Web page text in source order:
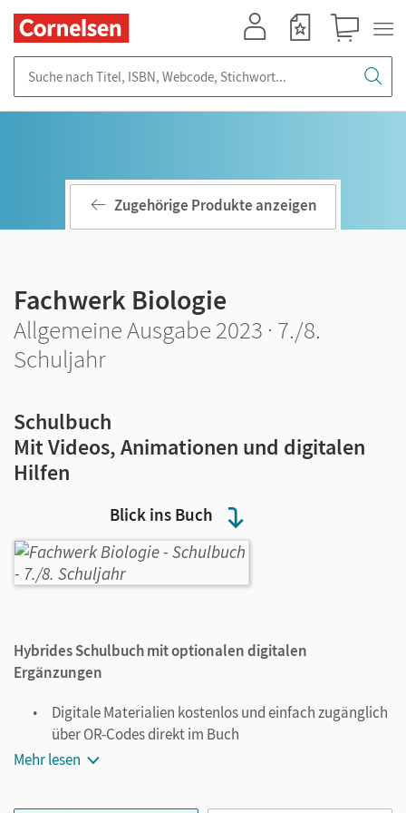
Blick ins Buch
Zugehörige Produkte anzeigen
Fachwerk Biologie
Allgemeine Ausgabe 2023 · 7./8.
Schuljahr
Schulbuch
Mit Videos, Animationen und digitalen
Hilfen
Hybrides Schulbuch mit optionalen digitalen
Ergänzungen
Digitale Materialien kostenlos und einfach zugänglich
über QR-Codes direkt im Buch
Multimedial angereichert für eine anschauliche und
Mehr lesen